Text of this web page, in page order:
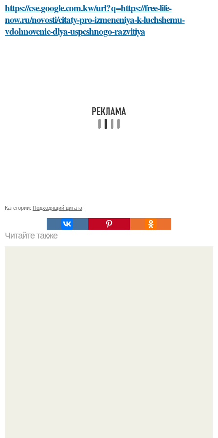
https://cse.google.com.kw/url?q=https://free-life-
now.ru/novosti/citaty-pro-izmeneniya-k-luchshemu-
vdohnovenie-dlya-uspeshnogo-razvitiya
Категории: Подходящий цитата
Читайте также